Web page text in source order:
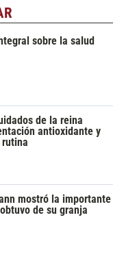
sobre la salud
de la reina
antioxidante y
mostró la importante
de su granja